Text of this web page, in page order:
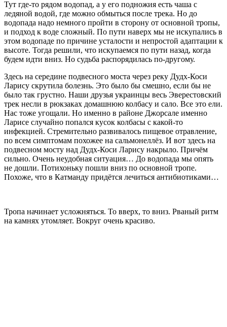
Тут где-то рядом водопад, а у его подножия есть чаша с
ледяной водой, где можно обмыться после трека. Но до
водопада надо немного пройти в сторону от основной тропы,
и подход к воде сложный. По пути наверх мы не искупались в
этом водопаде по причине усталости и непростой адаптации к
высоте. Тогда решили, что искупаемся по пути назад, когда
будем идти вниз. Но судьба распорядилась по-другому.
Здесь на середине подвесного моста через реку Дудх-Коси
Ларису скрутила болезнь. Это было бы смешно, если бы не
было так грустно. Наши друзья украинцы весь Эверестовский
трек несли в рюкзаках домашнюю колбасу и сало. Все это ели.
Нас тоже угощали. Но именно в районе Джорсале именно
Ларисе случайно попался кусок колбасы с какой-то
инфекцией. Стремительно развивалось пищевое отравление,
по всем симптомам похожее на сальмонеллёз. И вот здесь на
подвесном мосту над Дудх-Коси Ларису накрыло. Причём
сильно. Очень неудобная ситуация… До водопада мы опять
не дошли. Потихоньку пошли вниз по основной тропе.
Похоже, что в Катманду придётся лечиться антибиотиками…
Тропа начинает усложняться. То вверх, то вниз. Рваный ритм
на камнях утомляет. Вокруг очень красиво.